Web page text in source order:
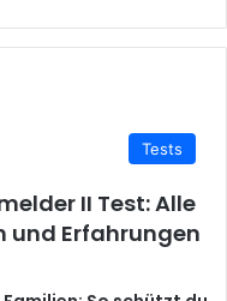
Tests
II Test: Alle
und Erfahrungen